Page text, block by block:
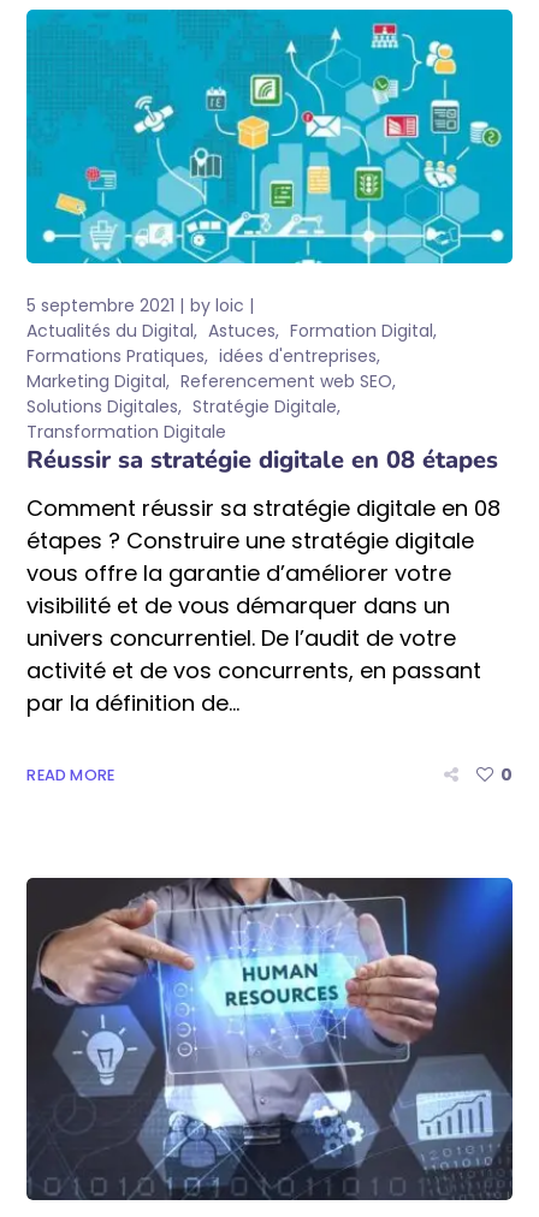
5 septembre 2021 byloic
Actualités du Digital Astuces Formation Digital
Formations Pratiques idées d'entreprises
Marketing Digital Referencement web SEO
Solutions Digitales Stratégie Digitale
Transformation Digitale
Réussir sa stratégie digitale en 08 étapes
Comment réussir sa stratégie digitale en 08
étapes ? Construire une stratégie digitale
vous offre la garantie d’améliorer votre
visibilité et de vous démarquer dans un
univers concurrentiel. De l’audit de votre
activité et de vos concurrents, en passant
par la définition de...
READ MORE 0